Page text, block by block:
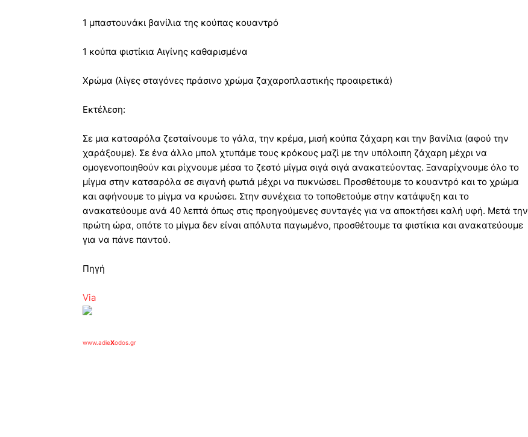
1 μπαστουνάκι βανίλια της κούπας κουαντρό
1 κούπα φιστίκια Αιγίνης καθαρισμένα
Χρώμα (λίγες σταγόνες πράσινο χρώμα ζαχαροπλαστικής προαιρετικά)
Εκτέλεση:
Σε μια κατσαρόλα ζεσταίνουμε το γάλα, την κρέμα, μισή κούπα ζάχαρη και την βανίλια (αφού την
χαράξουμε). Σε ένα άλλο μπολ χτυπάμε τους κρόκους μαζί με την υπόλοιπη ζάχαρη μέχρι να
ομογενοποιηθούν και ρίχνουμε μέσα το ζεστό μίγμα σιγά σιγά ανακατεύοντας. Ξαναρίχνουμε όλο το
μίγμα στην κατσαρόλα σε σιγανή φωτιά μέχρι να πυκνώσει. Προσθέτουμε το κουαντρό και το χρώμα
και αφήνουμε το μίγμα να κρυώσει. Στην συνέχεια το τοποθετούμε στην κατάψυξη και το
ανακατεύουμε ανά 40 λεπτά όπως στις προηγούμενες συνταγές για να αποκτήσει καλή υφή. Μετά την
πρώτη ώρα, οπότε το μίγμα δεν είναι απόλυτα παγωμένο, προσθέτουμε τα φιστίκια και ανακατεύουμε
για να πάνε παντού.
Πηγή
Via
www.adieXodos.gr